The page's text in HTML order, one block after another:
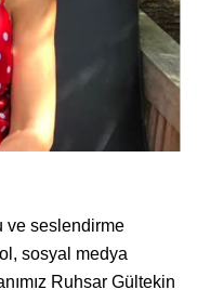
ve seslendirme
sosyal medya
Ruhsar Gültekin